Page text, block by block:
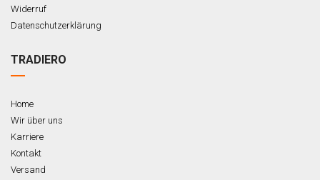
Widerruf
Datenschutzerklärung
TRADIERO
Home
Wir über uns
Karriere
Kontakt
Versand